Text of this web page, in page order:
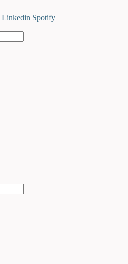
Linkedin Spotify